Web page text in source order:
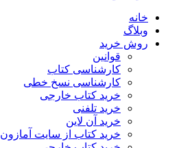
خانه
وبلاگ
روش خرید
قوانین
کارشناسی کتاب
کارشناسی نسخ خطی
خرید کتاب خارجی
خرید تلفنی
خرید آن لاین
خرید کتاب از سایت آمازون